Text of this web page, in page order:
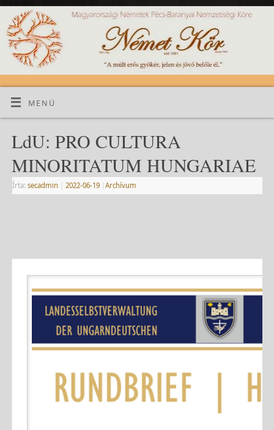
MENÜ
LdU: PRO CULTURA
MINORITATUM HUNGARIAE
Írta: secadmin 2022-06-19 Archívum